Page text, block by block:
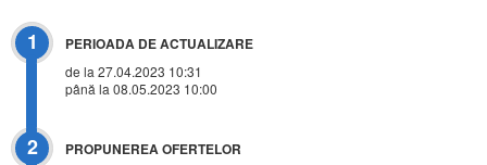
1 PERIOADA DE ACTUALIZARE
de la 27.04.2023 10:31
până la 08.05.2023 10:00
2 PROPUNEREA OFERTELOR